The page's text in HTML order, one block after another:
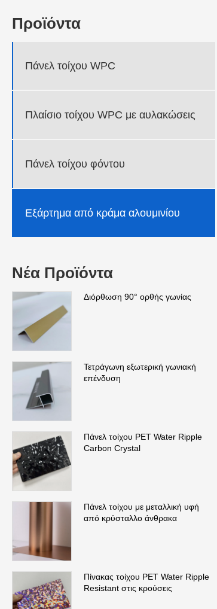
Προϊόντα
Πάνελ τοίχου WPC
Πλαίσιο τοίχου WPC με αυλακώσεις
Πάνελ τοίχου φόντου
Εξάρτημα από κράμα αλουμινίου
Νέα Προϊόντα
Διόρθωση 90° ορθής γωνίας
Τετράγωνη εξωτερική γωνιακή
επένδυση
Πάνελ τοίχου PET Water Ripple
Carbon Crystal
Πάνελ τοίχου με μεταλλική υφή
από κρύσταλλο άνθρακα
Πίνακας τοίχου PET Water Ripple
Resistant στις κρούσεις